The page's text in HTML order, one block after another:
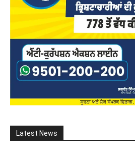
Latest News